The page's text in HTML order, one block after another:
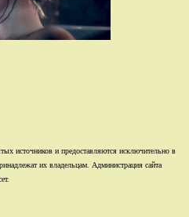
источников и предоставляются исключительно в
их владельцам. Администрация сайта